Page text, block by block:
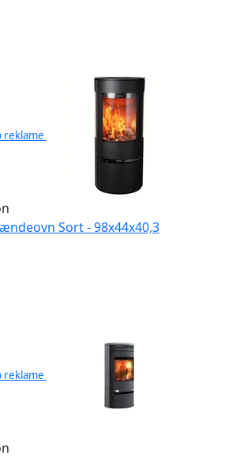
reklame
Sort - 98x44x40,3
reklame